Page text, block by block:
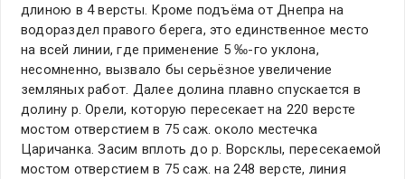
длиною в 4 версты. Кроме подъёма от Днепра на
водораздел правого берега, это единственное место
на всей линии, где применение 5 ‰-го уклона,
несомненно, вызвало бы серьёзное увеличение
земляных работ. Далее долина плавно спускается в
долину р. Орели, которую пересекает на 220 версте
мостом отверстием в 75 саж. около местечка
Царичанка. Засим вплоть до р. Ворсклы, пересекаемой
мостом отверстием в 75 саж. на 248 версте, линия